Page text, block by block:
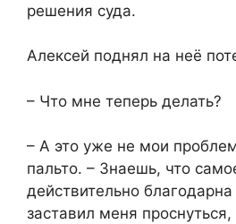
решения суда.
Алексей поднял на неё
– Что мне теперь делать?
– А это уже не мои
пальто. – Знаешь, что
действительно
заставил меня проснуться,